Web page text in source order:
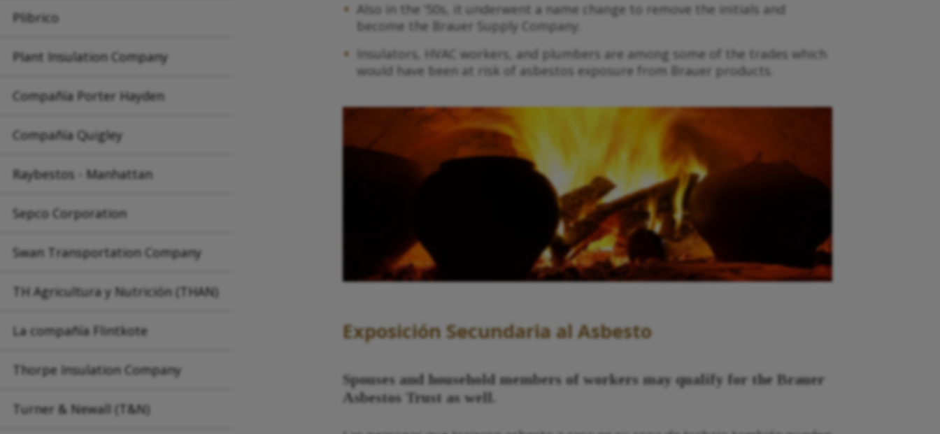
Plibrico
Plant Insulation Company
Compañía Porter Hayden
Compañía Quigley
Raybestos - Manhattan
Sepco Corporation
Swan Transportation Company
TH Agricultura y Nutrición (THAN)
La compañía Flintkote
Thorpe Insulation Company
Turner & Newall (T&N)
Also in the ‘50s, it underwent a name change to remove the initials and
become the Brauer Supply Company.
Insulators, HVAC workers, and plumbers are among some of the trades which
would have been at risk of asbestos exposure from Brauer products.
Exposición Secundaria al Asbesto
Spouses and household members of workers may qualify for the Brauer
Asbestos Trust as well.